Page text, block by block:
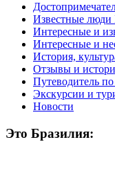
Известные люди
Интересные и
Интересные и
История,
Отзывы и
Путеводитель
Экскурсии и
Новости
Это Бразилия: